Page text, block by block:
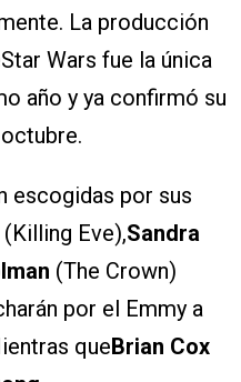
La producción
Wars fue la única
año y ya confirmó su
escogidas por sus
(Killing Eve),Sandra
(The Crown)
por el Emmy a
queBrian Cox